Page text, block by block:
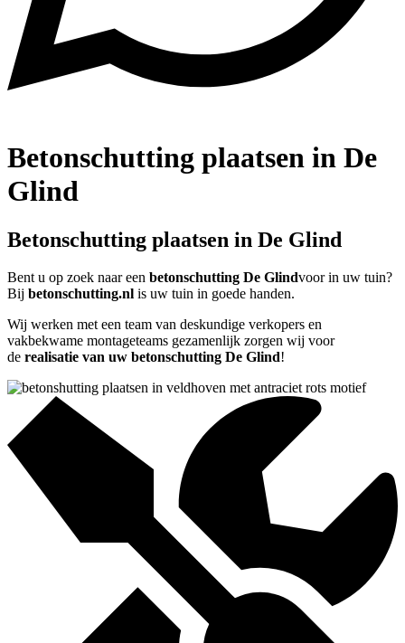
Betonschutting plaatsen in De
Glind
Betonschutting plaatsen in De Glind
Bent u op zoek naar een betonschutting De Glindvoor in uw tuin?
Bij betonschutting.nl is uw tuin in goede handen.
Wij werken met een team van deskundige verkopers en
vakbekwame montageteams gezamenlijk zorgen wij voor
de realisatie van uw betonschutting De Glind!